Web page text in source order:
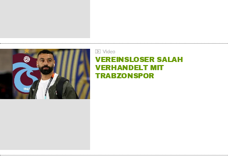
VEREINSLOSER SALAH
VERHANDELT MIT
TRABZONSPOR